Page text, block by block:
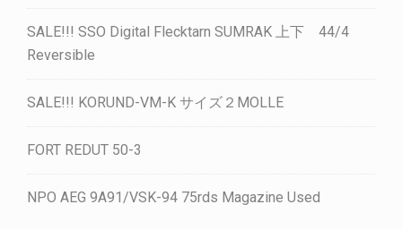
SALE!!! SSO Digital Flecktarn SUMRAK 上下 44/4
Reversible
SALE!!! KORUND-VM-K サイズ２MOLLE
FORT REDUT 50-3
NPO AEG 9A91/VSK-94 75rds Magazine Used